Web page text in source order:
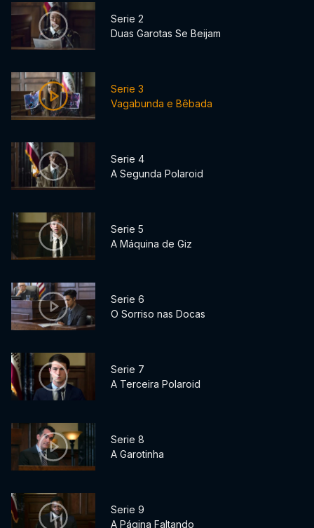
Serie 2
Duas Garotas Se Beijam
Serie 3
Vagabunda e Bêbada
Serie 4
A Segunda Polaroid
Serie 5
A Máquina de Giz
Serie 6
O Sorriso nas Docas
Serie 7
A Terceira Polaroid
Serie 8
A Garotinha
Serie 9
A Página Faltando